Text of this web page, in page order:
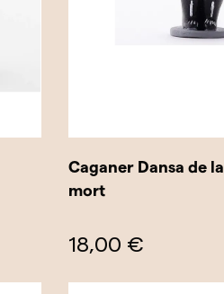
Caganer Dansa de la
mort
18,00 €